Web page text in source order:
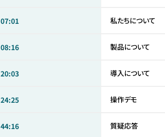
07:01 私たちについて
08:16 製品について
20:03 導入について
24:25 操作デモ
44:16 質疑応答